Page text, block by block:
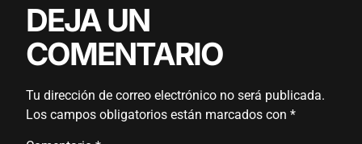
DEJA UN
COMENTARIO
Tu dirección de correo electrónico no será publicada.
Los campos obligatorios están marcados con *